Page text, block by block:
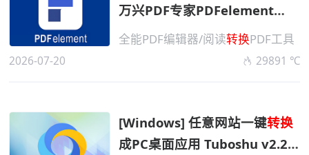
万兴PDF专家PDFelement
v12.1.26.4340 高级便携版
全能PDF编辑器/阅读转换PDF工具
2026-07-20 29891 ℃
[Windows] 任意网站一键转换
成PC桌面应用 Tuboshu v2.2.2